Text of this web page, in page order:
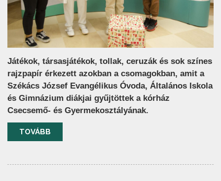
Játékok, társasjátékok, tollak, ceruzák és sok színes
rajzpapír érkezett azokban a csomagokban, amit a
Székács József Evangélikus Óvoda, Általános Iskola
és Gimnázium diákjai gyűjtöttek a kórház
Csecsemő- és Gyermekosztályának.
TOVÁBB